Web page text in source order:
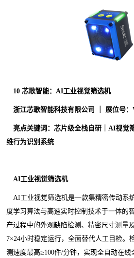
10 芯歌智能：AI工业视觉筛选机
浙江芯歌智能科技有限公司 ｜ 展位号：
亮点关键词：芯片级全栈自研｜AI视觉
维行为识别系统
AI工业视觉筛选机
AI工业视觉筛选机是一款集精密传动系
度学习算法与高速实时控制技术于一体的
产过程中的外观缺陷检测、精密尺寸测量
7×24小时稳定运行，全面替代人工目检。
测速度最高≥100件/分钟，实现全自动在